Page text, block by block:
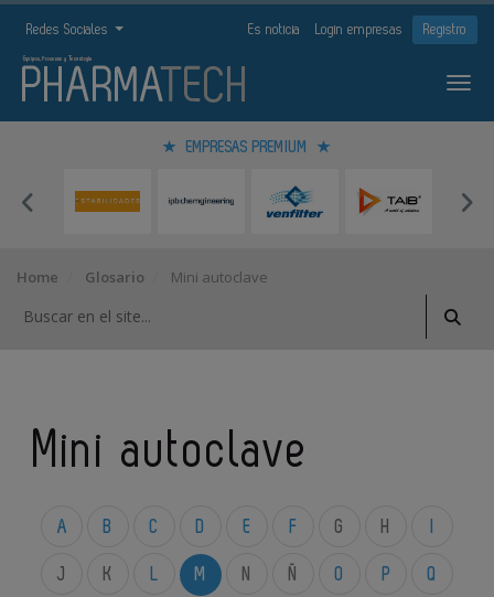
Redes Sociales Es noticia Login empresas Registro
EMPRESAS PREMIUM
Home Glosario Mini autoclave
Mini autoclave
A B C D E F G H
J K L M N Ñ O P Q